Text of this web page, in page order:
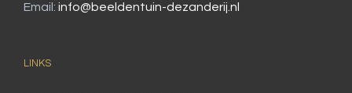
Email: info@beeldentuin-dezanderij.nl
LINKS